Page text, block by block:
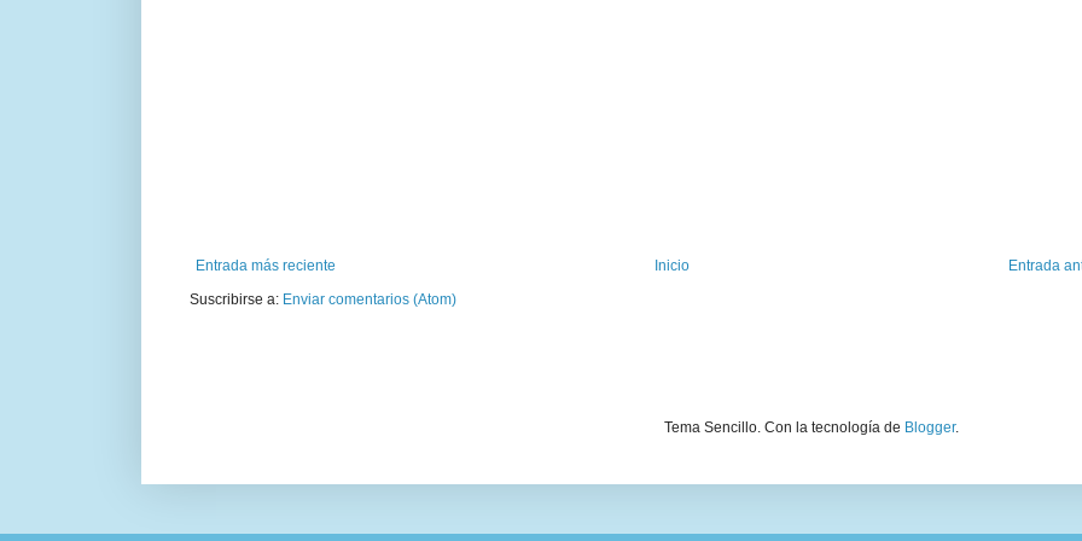
Entrada más reciente Entrada
Inicio
Suscribirse a: Enviar comentarios (Atom)
Tema Sencillo. Con la tecnología de Blogger.